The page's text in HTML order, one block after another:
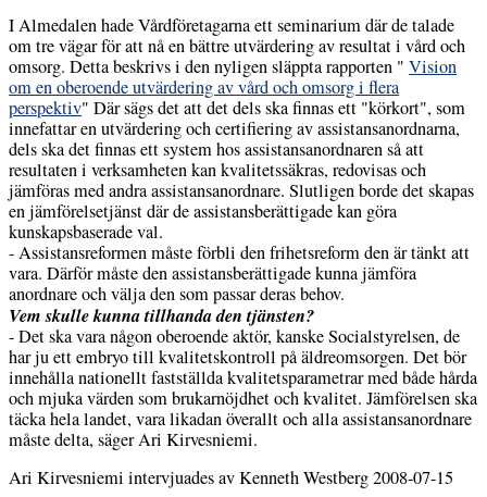
I Almedalen hade Vårdföretagarna ett seminarium där de talade
om tre vägar för att nå en bättre utvärdering av resultat i vård och
omsorg. Detta beskrivs i den nyligen släppta rapporten "Vision
om en oberoende utvärdering av vård och omsorg i flera
perspektiv" Där sägs det att det dels ska finnas ett "körkort", som
innefattar en utvärdering och certifiering av assistansanordnarna,
dels ska det finnas ett system hos assistansanordnaren så att
resultaten i verksamheten kan kvalitetssäkras, redovisas och
jämföras med andra assistansanordnare. Slutligen borde det skapas
en jämförelsetjänst där de assistansberättigade kan göra
kunskapsbaserade val.
- Assistansreformen måste förbli den frihetsreform den är tänkt att
vara. Därför måste den assistansberättigade kunna jämföra
anordnare och välja den som passar deras behov.
Vem skulle kunna tillhanda den tjänsten?
- Det ska vara någon oberoende aktör, kanske Socialstyrelsen, de
har ju ett embryo till kvalitetskontroll på äldreomsorgen. Det bör
innehålla nationellt fastställda kvalitetsparametrar med både hårda
och mjuka värden som brukarnöjdhet och kvalitet. Jämförelsen ska
täcka hela landet, vara likadan överallt och alla assistansanordnare
måste delta, säger Ari Kirvesniemi.
Ari Kirvesniemi intervjuades av Kenneth Westberg 2008-07-15